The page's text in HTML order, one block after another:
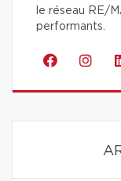
le réseau RE/
performants.